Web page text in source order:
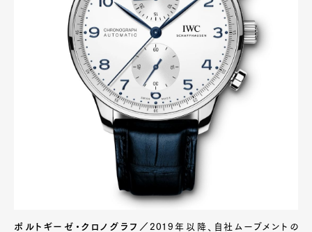
ポルトギーゼ・クロノグラフ／ 2019年以降、自社ムーブメントの